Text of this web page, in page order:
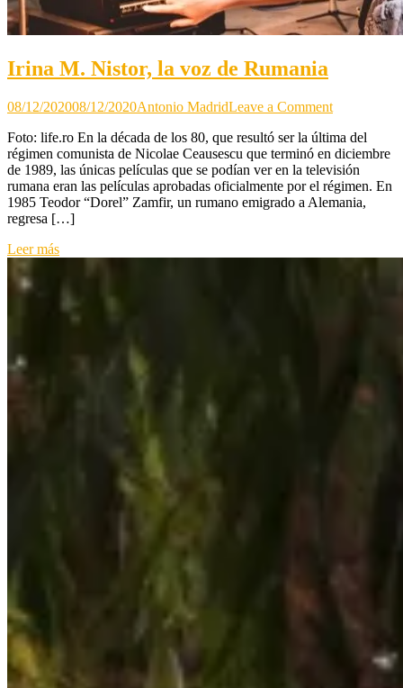
Irina M. Nistor, la voz de Rumania
08/12/202008/12/2020Antonio MadridLeave a Commenton
M.
Nistor,
la
voz
de
Foto: life.ro En la década de los 80, que resultó ser la última del
régimen comunista de Nicolae Ceausescu que terminó en diciembre
de 1989, las únicas películas que se podían ver en la televisión
rumana eran las películas aprobadas oficialmente por el régimen. En
1985 Teodor “Dorel” Zamfir, un rumano emigrado a Alemania,
regresa […]
Leer más